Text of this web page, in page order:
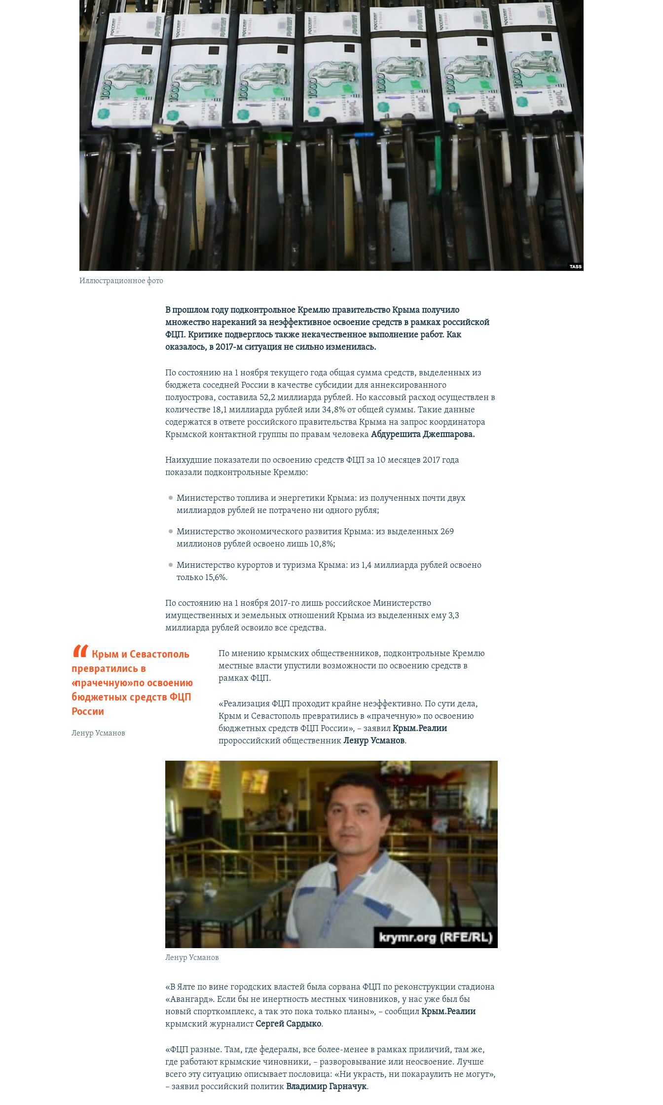
КРЫМ.НЕПОКОРЕННЫЙ
УКРАИНСКАЯ ПРОБЛЕМА КРЫМА
Иллюстрационное фото
В прошлом году подконтрольное Кремлю правительство Крыма получило
множество нареканий за неэффективное освоение средств в рамках российской
ФЦП. Критике подверглось также некачественное выполнение работ. Как
оказалось, в 2017-м ситуация не сильно изменилась.
По состоянию на 1 ноября текущего года общая сумма средств, выделенных из
бюджета соседней России в качестве субсидии для аннексированного
полуострова, составила 52,2 миллиарда рублей. Но кассовый расход осуществлен в
количестве 18,1 миллиарда рублей или 34,8% от общей суммы. Такие данные
содержатся в ответе российского правительства Крыма на запрос координатора
Крымской контактной группы по правам человекаАбдурешита Джеппарова.
Наихудшие показатели по освоению средств ФЦП за 10 месяцев 2017 года
показали подконтрольные Кремлю:
Министерство топлива и энергетики Крыма: из полученных почти двух
миллиардов рублей не потрачено ни одного рубля;
Министерство экономического развития Крыма: из выделенных 269
миллионов рублей освоено лишь 10,8%;
Министерство курортов и туризма Крыма: из 1,4 миллиарда рублей освоено
только 15,6%.
По состоянию на 1 ноября 2017-го лишь российское Министерство
имущественных и земельных отношений Крыма из выделенных ему 3,3
миллиарда рублей освоило все средства.
Крым и Севастополь
превратились в
«прачечную» по освоению
бюджетных средств ФЦП
России
Ленур Усманов
По мнению крымских общественников, подконтрольные Кремлю
местные власти упустили возможности по освоению средств в
рамках ФЦП.
«Реализация ФЦП проходит крайне неэффективно. По сути дела,
Крым и Севастополь превратились в «прачечную» по освоению
бюджетных средств ФЦП России», – заявил Крым.Реалии
пророссийский общественник Ленур Усманов.
Ленур Усманов
«В Ялте по вине городских властей была сорвана ФЦП по реконструкции стадиона
«Авангард». Если бы не инертность местных чиновников, у нас уже был бы
новый спорткомплекс, а так это пока только планы», – сообщилКрым.Реалии
крымский журналист Сергей Сардыко.
«ФЦП разные. Там, где федералы, все более-менее в рамках приличий, там же,
где работают крымские чиновники, – разворовывание или неосвоение. Лучше
всего эту ситуацию описывает пословица: «Ни украсть, ни покараулить не могут»,
– заявил российский политикВладимир Гарначук.